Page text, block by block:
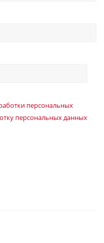
персональных
персональных данных